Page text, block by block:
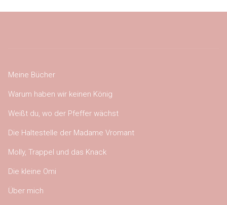
Meine Bücher
Warum haben wir keinen König
Weißt du, wo der Pfeffer wächst
Die Haltestelle der Madame Vromant
Molly, Trappel und das Knack
Die kleine Omi
Über mich